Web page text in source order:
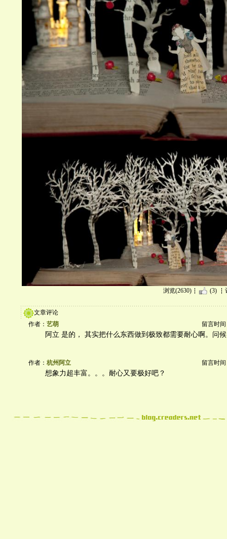
浏览(2630) (3)
文章评论
作者： 艺萌 留言时间
阿立 是的， 其实把什么东西做到极致都需要耐心啊。问
作者： 杭州阿立 留言时间
想象力超丰富。。。耐心又要极好吧？